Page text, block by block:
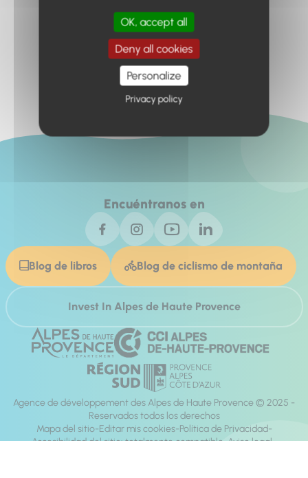
Retour à l'accueil
Encuéntranos en
Blog de libros Blog de ciclismo de montaña
Invest In Alpes de Haute Provence
Agence de développement des Alpes de Haute Provence © 2025 -
Reservados todos los derechos
Mapa del sitio Editar mis cookies Política de Privacidad
Accesibilidad del sitio: totalmente compatible Aviso legal
OK, accept all
Deny all cookies
Personalize
Privacy policy